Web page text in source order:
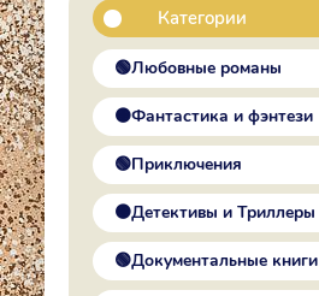
Категории
🟢Любовные романы
🟠Фантастика и фэнтези
🟢Приключения
🟠Детективы и Триллеры
🟢Документальные книги